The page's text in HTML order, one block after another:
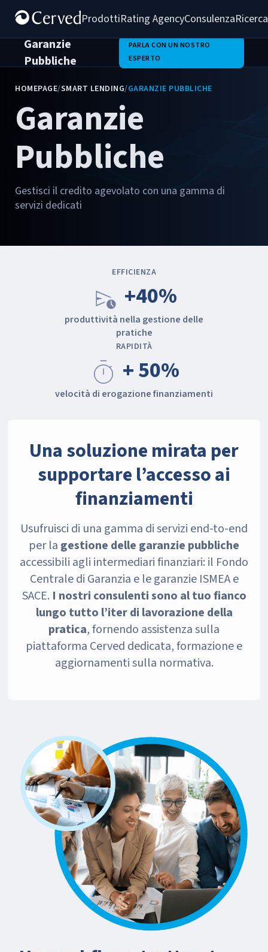
ProdottiRating AgencyConsulenza
Garanzie
Pubbliche
PARLA CON UN NOSTRO
ESPERTO
HOMEPAGE/SMART LENDING/GARANZIE PUBBLICHE
Garanzie
Pubbliche
Gestisci il credito agevolato con una gamma di
servizi dedicati
EFFICIENZA
schedule_send +40%
produttività nella gestione delle
pratiche
RAPIDITÀ
timer + 50%
velocità di erogazione finanziamenti
Una soluzione mirata per
supportare l’accesso ai
finanziamenti
Usufruisci di una gamma di servizi end-to-end
per la gestione delle garanzie pubbliche
accessibili agli intermediari finanziari: il Fondo
Centrale di Garanzia e le garanzie ISMEA e
SACE. I nostri consulenti sono al tuo fianco
lungo tutto l’iter di lavorazione della
pratica, fornendo assistenza sulla
piattaforma Cerved dedicata, formazione e
aggiornamenti sulla normativa.